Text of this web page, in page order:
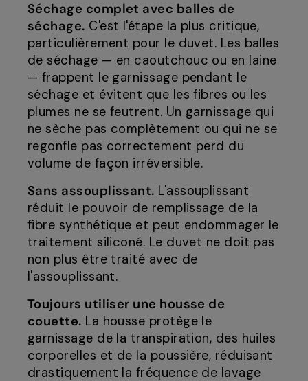
Séchage complet avec balles de
séchage. C'est l'étape la plus critique,
particulièrement pour le duvet. Les balles
de séchage — en caoutchouc ou en laine
— frappent le garnissage pendant le
séchage et évitent que les fibres ou les
plumes ne se feutrent. Un garnissage qui
ne sèche pas complètement ou qui ne se
regonfle pas correctement perd du
volume de façon irréversible.
Sans assouplissant. L'assouplissant
réduit le pouvoir de remplissage de la
fibre synthétique et peut endommager le
traitement siliconé. Le duvet ne doit pas
non plus être traité avec de
l'assouplissant.
Toujours utiliser une housse de
couette. La housse protège le
garnissage de la transpiration, des huiles
corporelles et de la poussière, réduisant
drastiquement la fréquence de lavage